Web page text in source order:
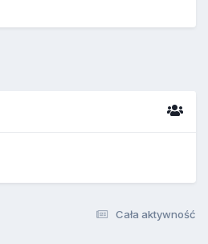
Cała aktywność